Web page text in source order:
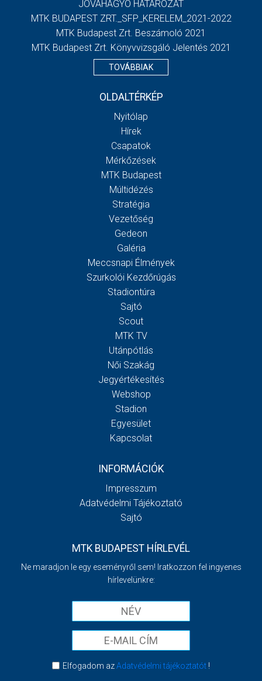
JÓVÁHAGYÓ HATÁROZAT
MTK BUDAPEST ZRT._SFP_KERELEM_2021-2022
MTK Budapest Zrt. Beszámoló 2021
MTK Budapest Zrt. Könyvvizsgáló Jelentés 2021
TOVÁBBIAK
OLDALTÉRKÉP
Nyitólap
Hírek
Csapatok
Mérkőzések
MTK Budapest
Múltidézés
Stratégia
Vezetőség
Gedeon
Galéria
Meccsnapi Élmények
Szurkolói Kezdőrúgás
Stadiontúra
Sajtó
Scout
MTK TV
Utánpótlás
Női Szakág
Jegyértékesítés
Webshop
Stadion
Egyesület
Kapcsolat
INFORMÁCIÓK
Impresszum
Adatvédelmi Tájékoztató
Sajtó
MTK BUDAPEST HÍRLEVÉL
Ne maradjon le egy eseményről sem! Iratkozzon fel ingyenes
hírlevelünkre:
Elfogadom azAdatvédelmi tájékoztatót!